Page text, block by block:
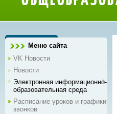
Меню сайта
VK Новости
Новости
Электронная информационно-
образовательная среда
Расписание уроков и графики
звонков